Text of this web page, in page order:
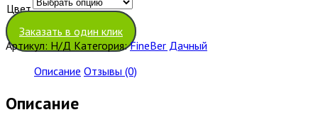
Цвет
Очистить
Заказать в один клик
Артикул: Н/Д Категория:FineBer Дачный
Описание Отзывы (0)
Описание